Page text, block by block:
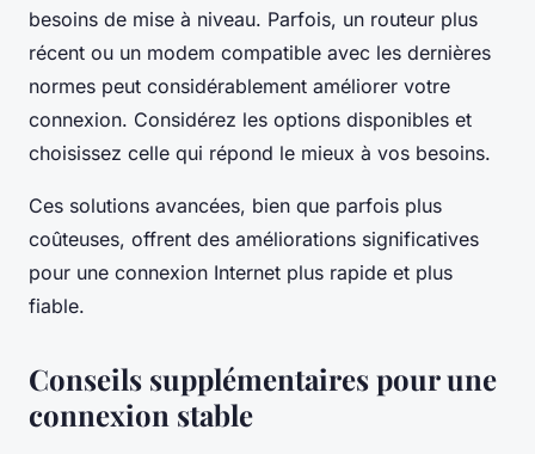
besoins de mise à niveau. Parfois, un routeur plus
récent ou un modem compatible avec les dernières
normes peut considérablement améliorer votre
connexion. Considérez les options disponibles et
choisissez celle qui répond le mieux à vos besoins.
Ces solutions avancées, bien que parfois plus
coûteuses, offrent des améliorations significatives
pour une connexion Internet plus rapide et plus
fiable.
Conseils supplémentaires pour une
connexion stable